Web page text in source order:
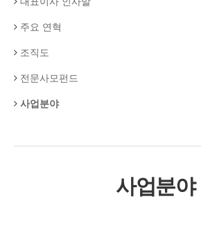
주요 연혁
조직도
전문사모펀드
사업분야
사업분야